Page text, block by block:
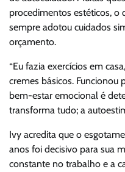
procedimentos estéticos, o
sempre adotou cuidados
orçamento.
“Eu fazia exercícios em
cremes básicos. Funcionou
bem-estar emocional é
transforma tudo; a
Ivy acredita que o
anos foi decisivo para sua
constante no trabalho e a